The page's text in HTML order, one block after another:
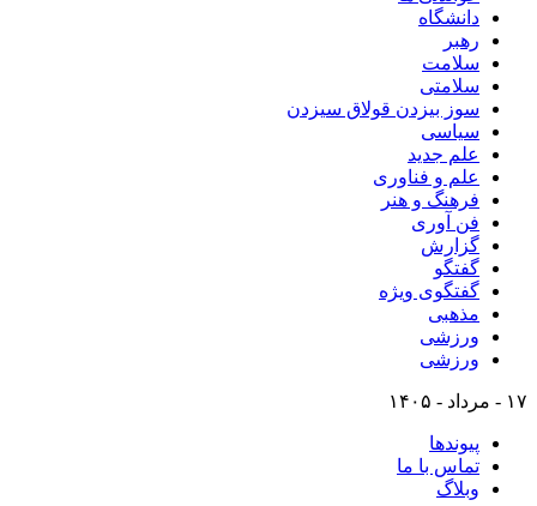
دانشگاه
رهبر
سلامت
سلامتی
سوز بیزدن قولاق سیزدن
سیاسی
علم جدید
علم و فناوری
فرهنگ و هنر
فن آوری
گزارش
گفتگو
گفتگوی ویژه
مذهبی
ورزشی
ورزشی
۱۷ - مرداد - ۱۴۰۵
پیوندها
تماس با ما
وبلاگ